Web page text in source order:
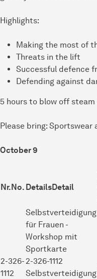
Highlights:
Making the most of
Threats in the lift
Successful defence
Defending against
5 hours to blow off
Please bring: Sportswear
October 9
Nr.No. DetailsDetail
2-326-
1112
Selbstverteidigung
für Frauen -
Workshop mit
Sportkarte
2-326-1112
Selbstverteidigung